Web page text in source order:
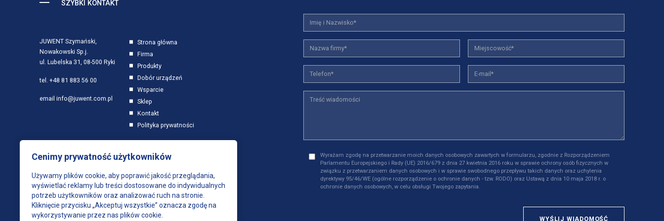
SZYBKI KONTAKT
JUWENT Szymański,
Nowakowski Sp.j.
ul. Lubelska 31, 08-500 Ryki
tel. +48 81 883 56 00
email info@juwent.com.pl
Strona główna
Firma
Produkty
Dobór urządzeń
Wsparcie
Sklep
Kontakt
Polityka prywatności
Wyrażam zgodę na przetwarzanie moich danych osobowych zawartych w formularzu, zgodnie z Rozporządzeniem
Parlamentu Europejskiego i Rady (UE) 2016/679 z dnia 27 kwietnia 2016 roku w sprawie ochrony osób fizycznych w
związku z przetwarzaniem danych osobowych i w sprawie swobodnego przepływu takich danych oraz uchylenia
dyrektywy 95/46/WE (ogólne rozporządzenie o ochronie danych - tzw. RODO) oraz Ustawą z dnia 10 maja 2018 r. o
ochronie danych osobowych, w celu obsługi Twojego zapytania.
WYŚLIJ WIADOMOŚĆ
Cenimy prywatność użytkowników
Używamy plików cookie, aby poprawić jakość przeglądania,
wyświetlać reklamy lub treści dostosowane do indywidualnych
potrzeb użytkowników oraz analizować ruch na stronie.
Kliknięcie przycisku „Akceptuj wszystkie” oznacza zgodę na
wykorzystywanie przez nas plików cookie.